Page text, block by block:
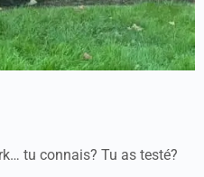
tu connais? Tu as testé?